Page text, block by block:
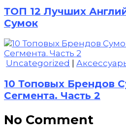
ТОП 12 Лучших
Сумок
Uncategorized
10 Топовых Брендов
Сегмента. Часть 2
No Comment